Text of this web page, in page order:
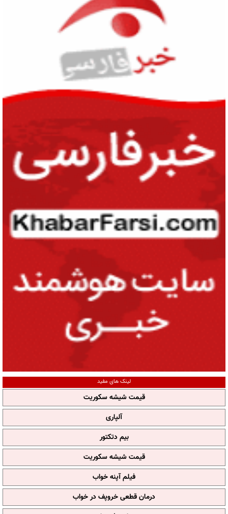
لینک های مفید
قیمت شیشه سکوریت
آلپاری
بیم دتکتور
قیمت شیشه سکوریت
فیلم آپنه خواب
درمان قطعی خروپف در خواب